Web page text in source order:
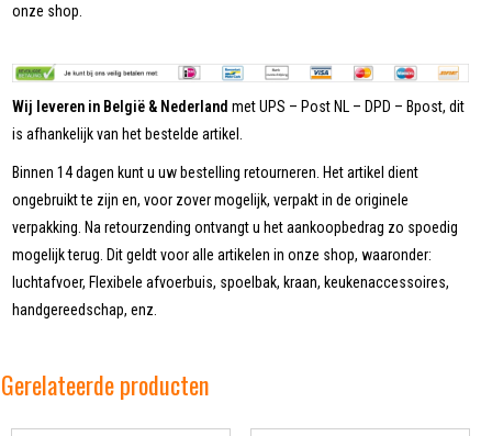
onze shop.
Wij leveren in België & Nederland met UPS – Post NL – DPD – Bpost, dit
is afhankelijk van het bestelde artikel.
Binnen 14 dagen kunt u uw bestelling retourneren. Het artikel dient
ongebruikt te zijn en, voor zover mogelijk, verpakt in de originele
verpakking. Na retourzending ontvangt u het aankoopbedrag zo spoedig
mogelijk terug. Dit geldt voor alle artikelen in onze shop, waaronder:
luchtafvoer, Flexibele afvoerbuis, spoelbak, kraan, keukenaccessoires,
handgereedschap, enz.
Gerelateerde producten